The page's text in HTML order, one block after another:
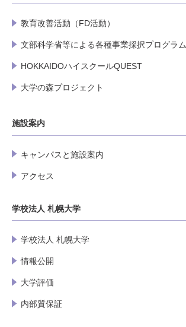
教育改善活動（FD活動）
文部科学省等による各種事業採択プログラム
HOKKAIDOハイスクールQUEST
大学の森プロジェクト
施設案内
キャンパスと施設案内
アクセス
学校法人 札幌大学
学校法人 札幌大学
情報公開
大学評価
内部質保証